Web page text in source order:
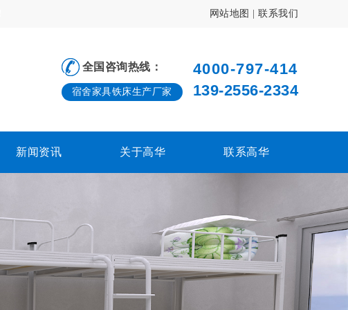
网站地图 联系我们
全国咨询热线：
宿舍家具铁床生产厂家
4000-797-414
139-2556-2334
新闻资讯 关于高华 联系高华